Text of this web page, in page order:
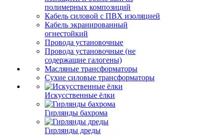
полимерных композиций
Кабель силовой с ПВХ изоляцией
Кабель экранированный
огнестойкий
Провода установочные
Провода установочные (не
содержащие галогены)
Масляные трансформаторы
Сухие силовые трансформаторы
Искусственные ёлки
Гирлянды бахрома
Гирлянды дреды